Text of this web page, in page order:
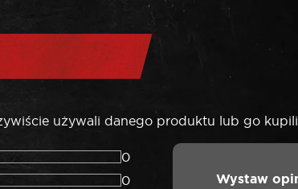
używali danego produktu lub go kupili.
0
0 Wystaw